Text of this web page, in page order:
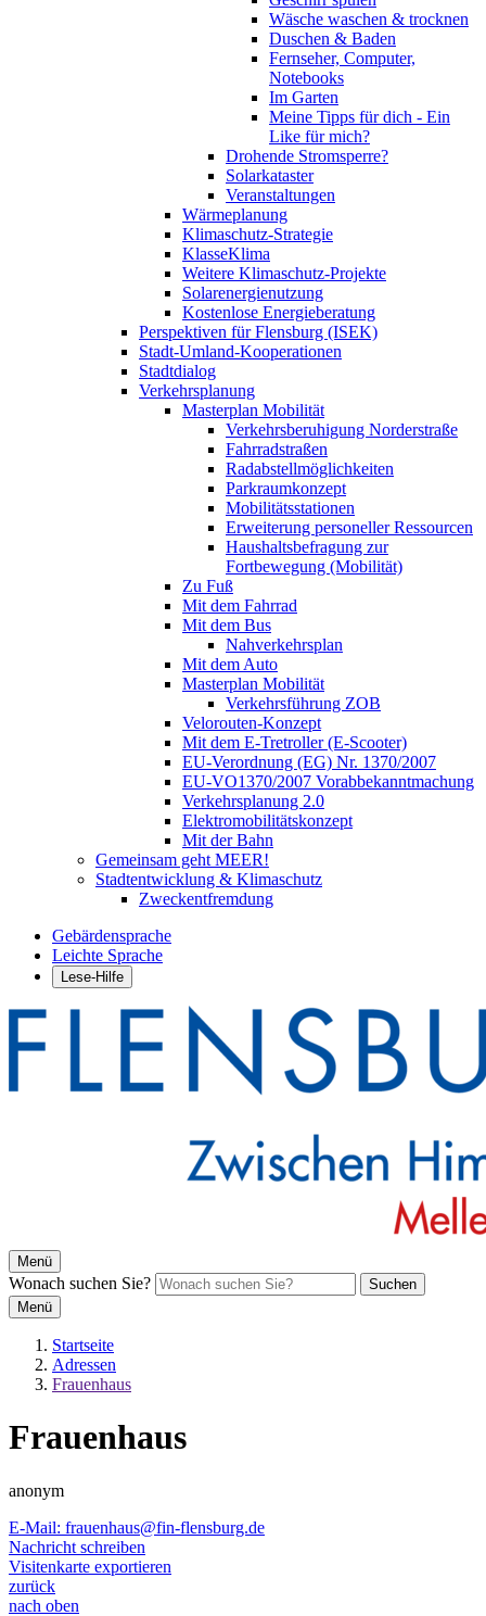
Wäsche waschen & trocknen
Duschen & Baden
Fernseher, Computer,
Notebooks
Im Garten
Meine Tipps für dich - Ein
Like für mich?
Drohende Stromsperre?
Solarkataster
Veranstaltungen
Wärmeplanung
Klimaschutz-Strategie
KlasseKlima
Weitere Klimaschutz-Projekte
Solarenergienutzung
Kostenlose Energieberatung
Perspektiven für Flensburg (ISEK)
Stadt-Umland-Kooperationen
Stadtdialog
Verkehrsplanung
Masterplan Mobilität
Verkehrsberuhigung Norderstraße
Fahrradstraßen
Radabstellmöglichkeiten
Parkraumkonzept
Mobilitätsstationen
Erweiterung personeller Ressourcen
Haushaltsbefragung zur
Fortbewegung (Mobilität)
Zu Fuß
Mit dem Fahrrad
Mit dem Bus
Nahverkehrsplan
Mit dem Auto
Masterplan Mobilität
Verkehrsführung ZOB
Velorouten-Konzept
Mit dem E-Tretroller (E-Scooter)
EU-Verordnung (EG) Nr. 1370/2007
EU-VO1370/2007 Vorabbekanntmachung
Verkehrsplanung 2.0
Elektromobilitätskonzept
Mit der Bahn
Gemeinsam geht MEER!
Stadtentwicklung & Klimaschutz
Zweckentfremdung
Gebärdensprache
Leichte Sprache
Lese-Hilfe
Menü
Wonach suchen Sie?
Suchen
Menü
Startseite
Adressen
Frauenhaus
Frauenhaus
anonym
E-Mail: frauenhaus@fin-flensburg.de
Nachricht schreiben
Visitenkarte exportieren
zurück
nach oben